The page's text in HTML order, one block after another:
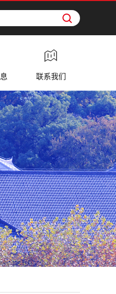
联系我们